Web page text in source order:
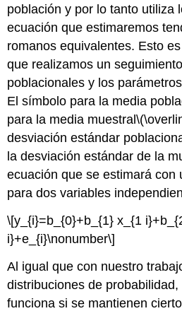
población y por lo tanto utiliza
ecuación que estimaremos
romanos equivalentes. Esto
que realizamos un
poblacionales y los
El símbolo para la media
para la media muestral
desviación estándar
la desviación estándar de la
ecuación que se estimará con
para dos variables
\[y_{i}=b_{0}+b_{1} x_{1
i}+e_{i}\nonumber\]
Al igual que con nuestro
distribuciones de
funciona si se mantienen